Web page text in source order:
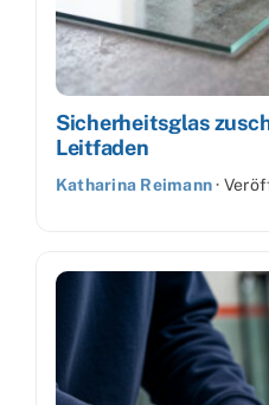
Sicherheitsglas
Leitfaden
Katharina Reimann·